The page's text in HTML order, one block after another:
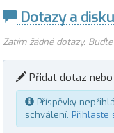
Dotazy a
Zatím žádné dotazy.
Přidat dotaz
Příspěvky
schválení. Přihlaste